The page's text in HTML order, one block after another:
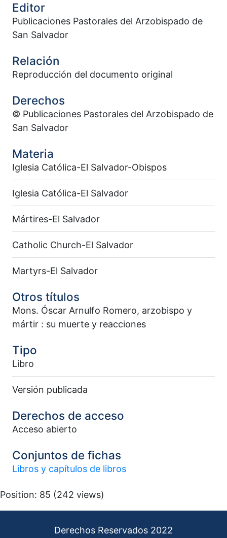
Editor
Publicaciones Pastorales del Arzobispado de
San Salvador
Relación
Reproducción del documento original
Derechos
© Publicaciones Pastorales del Arzobispado de
San Salvador
Materia
Iglesia Católica-El Salvador-Obispos
Iglesia Católica-El Salvador
Mártires-El Salvador
Catholic Church-El Salvador
Martyrs-El Salvador
Otros títulos
Mons. Óscar Arnulfo Romero, arzobispo y
mártir : su muerte y reacciones
Tipo
Libro
Versión publicada
Derechos de acceso
Acceso abierto
Conjuntos de fichas
Libros y capítulos de libros
Position: 85 (242 views)
Derechos Reservados 2022